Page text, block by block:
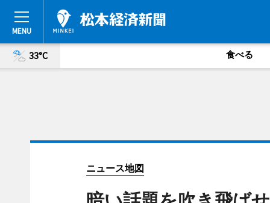
33°C 食べる
ニュース地図